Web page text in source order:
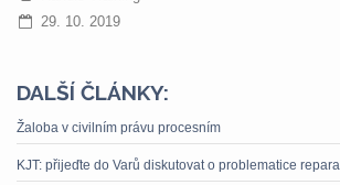
29. 10. 2019
DALŠÍ ČLÁNKY:
Žaloba v civilním právu procesním
KJT: přijeďte do Varů diskutovat o problematice